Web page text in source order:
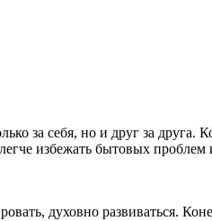
за себя, но и друг за друга.
избежать бытовых проблем
духовно развиваться.